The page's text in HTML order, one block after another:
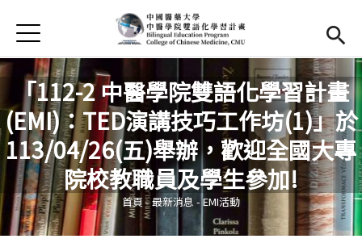
首頁
首頁
最新消息
EMI課程
活動集錦
學習資源
Jump to Navigation
Jump to Main content
「112-2 中醫學院雙語化學習計畫
(EMI)：TED演講技巧工作坊(1)」於
113/04/26(五)舉辦，歡迎全國大專
院校教職員及學生參加!
您在這裡
首頁 -最新消息 - EMI活動